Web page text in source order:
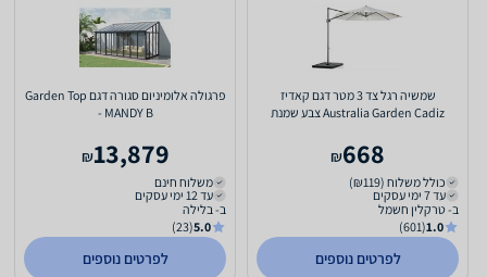
שמשיה רגל צד 3 מטר דגם קאדיז
Australia Garden Cadiz צבע שמנת
668
₪
כולל משלוח (₪119)
עד 7 ימי עסקים
ב- טרקלין חשמל
1.0
(601)
לפרטים נוספים
פרגולה אלומיניום סגורה דגם Garden Top
- MANDY B
13,879
₪
משלוח חינם
עד 12 ימי עסקים
ב- בלילה
5.0
(23)
לפרטים נוספים